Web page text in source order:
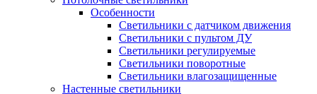
Особенности
Светильники с датчиком движения
Светильники с пультом ДУ
Светильники регулируемые
Светильники поворотные
Светильники влагозащищенные
Настенные светильники